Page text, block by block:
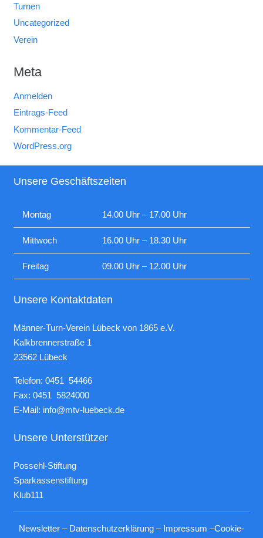
Turnen
Uncategorized
Verein
Meta
Anmelden
Eintrags-Feed
Kommentar-Feed
WordPress.org
Unsere Geschäftszeiten
Montag 14.00 Uhr – 17.00 Uhr
Mittwoch 16.00 Uhr – 18.30 Uhr
Freitag 09.00 Uhr – 12.00 Uhr
Unsere Kontaktdaten
Männer-Turn-Verein Lübeck von 1865 e.V.
Kalkbrennerstraße 1
23562 Lübeck
Telefon: 0451 54466
Fax: 0451 5824000
E-Mail: info@mtv-luebeck.de
Unsere Unterstützer
Possehl-Stiftung
Sparkassenstiftung
Klub111
Newsletter – Datenschutzerklärung – Impressum –Cookie-